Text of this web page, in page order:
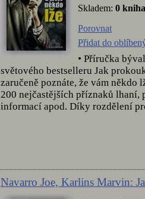
Skladem: 0 kniha
Porovnat
Přidat do
• Příručka
světového bestselleru Jak
zaručeně poznáte, že vám
200 nejčastějších příznaků
informací apod. Díky rozdělení
Navarro Joe, Karlins Marvin: